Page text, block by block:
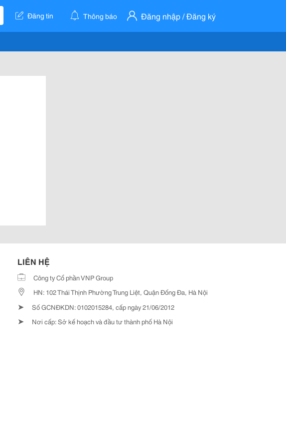
Đăng tin Thông báo Đăng nhập / Đăng ký
LIÊN HỆ
Công ty Cổ phần VNP Group
HN: 102 Thái Thịnh Phường Trung Liệt, Quận Đống Đa, Hà Nội
➤ Số GCNĐKDN: 0102015284, cấp ngày 21/06/2012
➤ Nơi cấp: Sở kế hoạch và đầu tư thành phố Hà Nội